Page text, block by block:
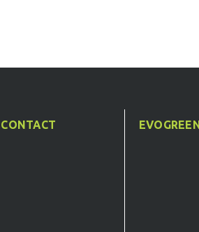
CONTACT EVOGREEN